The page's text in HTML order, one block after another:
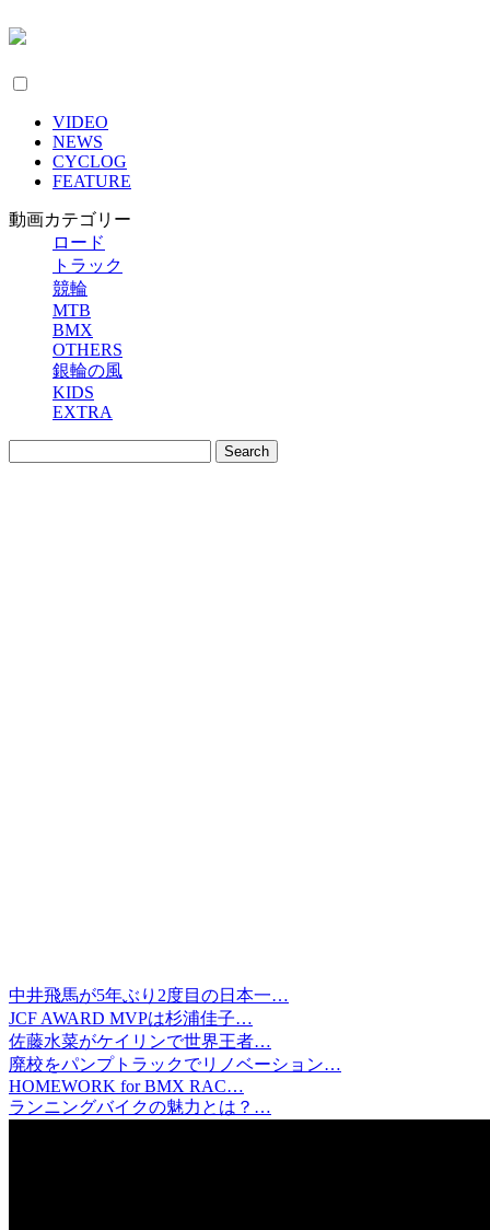
VIDEO
NEWS
CYCLOG
FEATURE
動画カテゴリー
ロード
トラック
競輪
MTB
BMX
OTHERS
銀輪の風
KIDS
EXTRA
中井飛馬が5年ぶり2度目の日本一…
JCF AWARD MVPは杉浦佳子…
佐藤水菜がケイリンで世界王者…
廃校をパンプトラックでリノベーション…
HOMEWORK for BMX RAC…
ランニングバイクの魅力とは？…